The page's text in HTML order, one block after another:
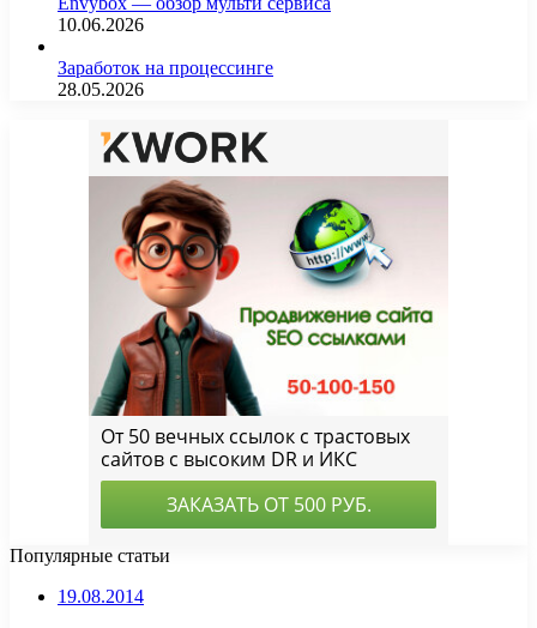
10.06.2026
Заработок на процессинге
28.05.2026
Популярные статьи
19.08.2014